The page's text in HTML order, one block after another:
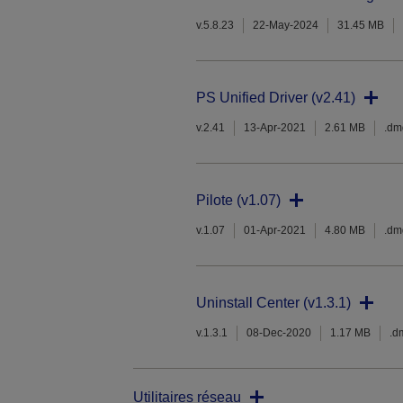
v.5.8.23 22-May-2024 31.45 MB
PS Unified Driver (v2.41)
v.2.41 13-Apr-2021 2.61 MB
Pilote (v1.07)
v.1.07 01-Apr-2021 4.80 MB
Uninstall Center (v1.3.1)
v.1.3.1 08-Dec-2020 1.17 MB
Utilitaires réseau